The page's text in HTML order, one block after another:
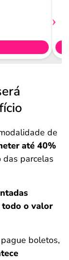
de
até 40%
das parcelas
todo o valor
boletos,